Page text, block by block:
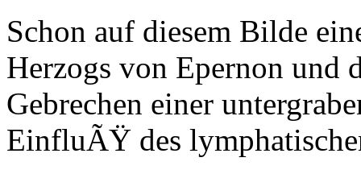
Schon auf diesem Bilde
Herzogs von Epernon und
Gebrechen einer
EinfluÃŸ des